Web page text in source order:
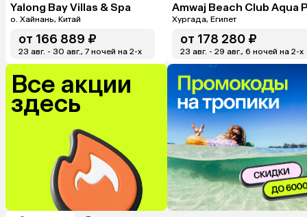
Yalong Bay Villas & Spa
о. Хайнань, Китай
от 166 889 ₽
23 авг. - 30 авг., 7 ночей на 2-x
Хургада, Египет
от 178 280 ₽
23 авг. - 29 авг., 6 ночей на 2-x
Все акции
здесь